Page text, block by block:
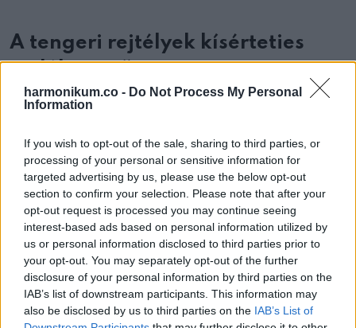
harmonikum.co - Do Not Process My Personal
Information
If you wish to opt-out of the sale, sharing to third parties, or
processing of your personal or sensitive information for
targeted advertising by us, please use the below opt-out
section to confirm your selection. Please note that after your
opt-out request is processed you may continue seeing
interest-based ads based on personal information utilized by
us or personal information disclosed to third parties prior to
your opt-out. You may separately opt-out of the further
disclosure of your personal information by third parties on the
IAB’s list of downstream participants. This information may
also be disclosed by us to third parties on the IAB’s List of
A tengeri rejtélyek kísérteties
talált szellemhajó esete
Ratulangi PB 1600,
eltűnnek a homályban, hogy évekkel
később váratlan helyeken újra felszínre kerüljenek. Újbóli
megjelenése kérdéseket vet fel azzal kapcsolatban, hogy
hány másik elhagyott hajó sodródhat, és arra vár, hogy
elmesélje elfeledett történetét.
Egyelőre amegtalált szellemhajótsikerült megoldani, de a
meséje a tenger titkainak kísérteties emlékeztetőjeként él